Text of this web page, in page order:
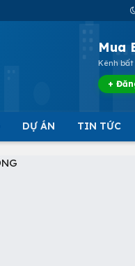
Mua
Kênh bất
+
DỰ ÁN TIN TỨC